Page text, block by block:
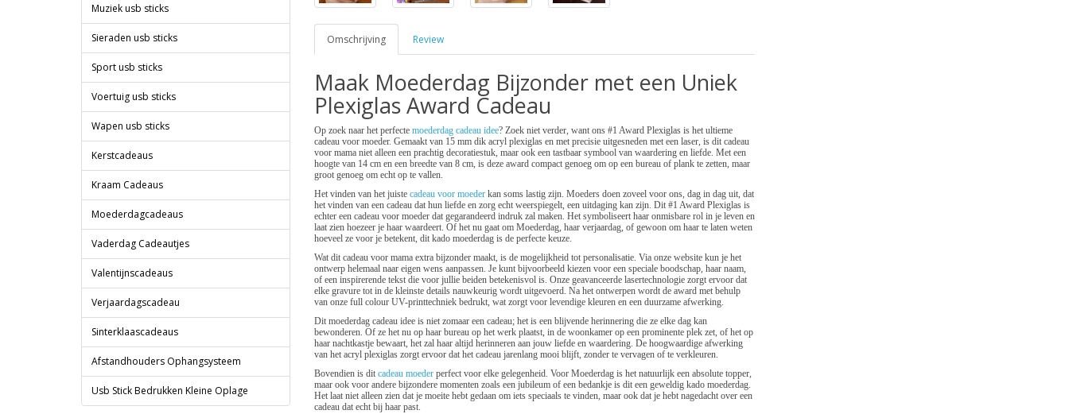
Muziek usb sticks
Sieraden usb sticks
Sport usb sticks
Voertuig usb sticks
Wapen usb sticks
Kerstcadeaus
Kraam Cadeaus
Moederdagcadeaus
Vaderdag Cadeautjes
Valentijnscadeaus
Verjaardagscadeau
Sinterklaascadeaus
Afstandhouders Ophangsysteem
Usb Stick Bedrukken Kleine Oplage
Omschrijving Review
Maak Moederdag Bijzonder met een Uniek
Plexiglas Award Cadeau
Op zoek naar het perfecte moederdag cadeau idee? Zoek niet verder, want ons #1 Award Plexiglas is het ultieme
cadeau voor moeder. Gemaakt van 15 mm dik acryl plexiglas en met precisie uitgesneden met een laser, is dit cadeau
voor mama niet alleen een prachtig decoratiestuk, maar ook een tastbaar symbool van waardering en liefde. Met een
hoogte van 14 cm en een breedte van 8 cm, is deze award compact genoeg om op een bureau of plank te zetten, maar
groot genoeg om echt op te vallen.
Het vinden van het juiste cadeau voor moederkan soms lastig zijn. Moeders doen zoveel voor ons, dag in dag uit, dat
het vinden van een cadeau dat hun liefde en zorg echt weerspiegelt, een uitdaging kan zijn. Dit #1 Award Plexiglas is
echter een cadeau voor moeder dat gegarandeerd indruk zal maken. Het symboliseert haar onmisbare rol in je leven en
laat zien hoezeer je haar waardeert. Of het nu gaat om Moederdag, haar verjaardag, of gewoon om haar te laten weten
hoeveel ze voor je betekent, dit kado moederdag is de perfecte keuze.
Wat dit cadeau voor mama extra bijzonder maakt, is de mogelijkheid tot personalisatie. Via onze website kun je het
ontwerp helemaal naar eigen wens aanpassen. Je kunt bijvoorbeeld kiezen voor een speciale boodschap, haar naam,
of een inspirerende tekst die voor jullie beiden betekenisvol is. Onze geavanceerde lasertechnologie zorgt ervoor dat
elke gravure tot in de kleinste details nauwkeurig wordt uitgevoerd. Na het ontwerpen wordt de award met behulp
van onze full colour UV-printtechniek bedrukt, wat zorgt voor levendige kleuren en een duurzame afwerking.
Dit moederdag cadeau idee is niet zomaar een cadeau; het is een blijvende herinnering die ze elke dag kan
bewonderen. Of ze het nu op haar bureau op het werk plaatst, in de woonkamer op een prominente plek zet, of het op
haar nachtkastje bewaart, het zal haar altijd herinneren aan jouw liefde en waardering. De hoogwaardige afwerking
van het acryl plexiglas zorgt ervoor dat het cadeau jarenlang mooi blijft, zonder te vervagen of te verkleuren.
Bovendien is dit cadeau moederperfect voor elke gelegenheid. Voor Moederdag is het natuurlijk een absolute topper,
maar ook voor andere bijzondere momenten zoals een jubileum of een bedankje is dit een geweldig kado moederdag.
Het laat niet alleen zien dat je moeite hebt gedaan om iets speciaals te vinden, maar ook dat je hebt nagedacht over een
cadeau dat echt bij haar past.